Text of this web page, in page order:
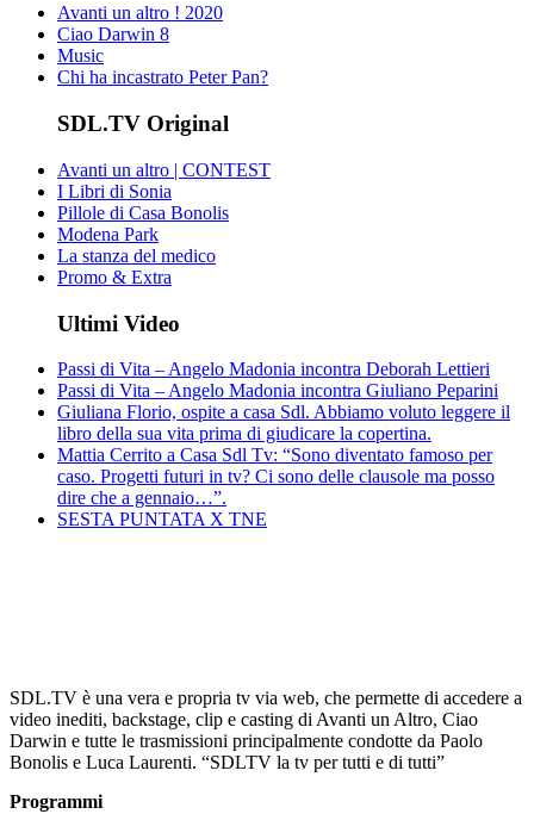
Avanti un altro ! 2020
Ciao Darwin 8
Music
Chi ha incastrato Peter Pan?
SDL.TV Original
Avanti un altro | CONTEST
I Libri di Sonia
Pillole di Casa Bonolis
Modena Park
La stanza del medico
Promo & Extra
Ultimi Video
Passi di Vita – Angelo Madonia incontra Deborah Lettieri
Passi di Vita – Angelo Madonia incontra Giuliano Peparini
Giuliana Florio, ospite a casa Sdl. Abbiamo voluto leggere il
libro della sua vita prima di giudicare la copertina.
Mattia Cerrito a Casa Sdl Tv: “Sono diventato famoso per
caso. Progetti futuri in tv? Ci sono delle clausole ma posso
dire che a gennaio…”.
SESTA PUNTATA X TNE
SDL.TV è una vera e propria tv via web, che permette di accedere a
video inediti, backstage, clip e casting di Avanti un Altro, Ciao
Darwin e tutte le trasmissioni principalmente condotte da Paolo
Bonolis e Luca Laurenti. “SDLTV la tv per tutti e di tutti”
Programmi